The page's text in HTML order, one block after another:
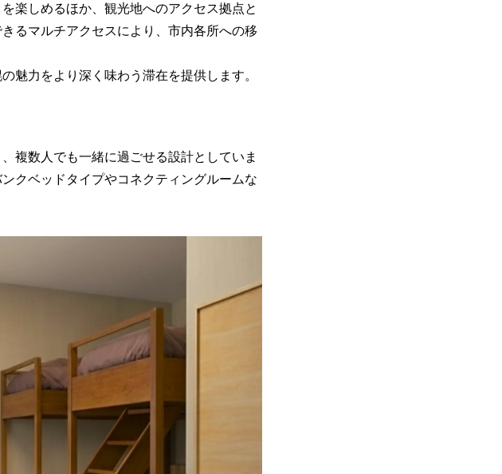
楽しめるほか、観光地へのアクセス拠点と
るマルチアクセスにより、市内各所への移
魅力をより深く味わう滞在を提供します。
複数人でも一緒に過ごせる設計としていま
クベッドタイプやコネクティングルームな